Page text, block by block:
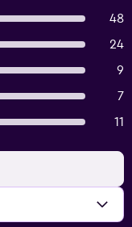
48
24
9
7
11